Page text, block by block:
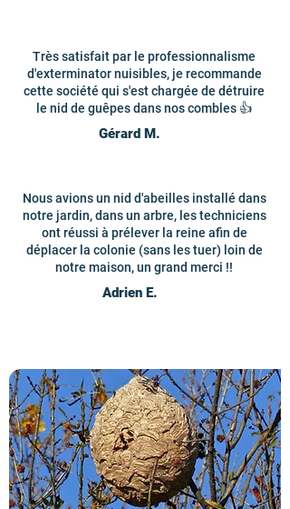
Très satisfait par le professionnalisme
d'exterminator nuisibles, je recommande
cette société qui s'est chargée de détruire
le nid de guêpes dans nos combles 👍
Gérard M.
Nous avions un nid d'abeilles installé dans
notre jardin, dans un arbre, les techniciens
ont réussi à prélever la reine afin de
déplacer la colonie (sans les tuer) loin de
notre maison, un grand merci !!
Adrien E.